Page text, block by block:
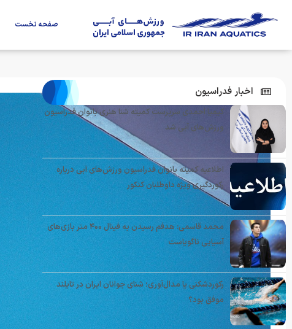
صفحه نخست
اخبار فدراسیون
کیمیا احمدی سرپرست کمیته شنا هنری بانوان فدراسیون
ورزش‌های آبی شد
اطلاعیه کمیته بانوان فدراسیون ورزش‌های آبی درباره
رکوردگیری ویژه داوطلبان کنکور
محمد قاسمی: هدفم رسیدن به فینال ۴۰۰ متر بازی‌های
آسیایی ناگویاست
رکوردشکنی یا مدال‌آوری؛ شنای جوانان ایران در تایلند
موفق بود؟